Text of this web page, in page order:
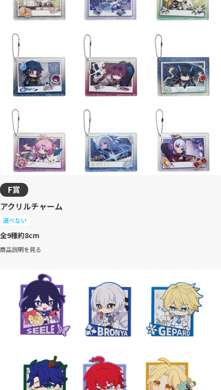
F賞
アクリルチャーム
選べない
全9種約8cm
商品説明を見る